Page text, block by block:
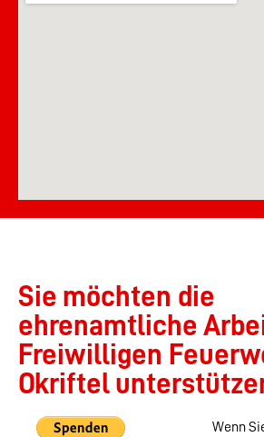
Sie möchten die
ehrenamtliche
Freiwilligen
Okriftel
Wenn